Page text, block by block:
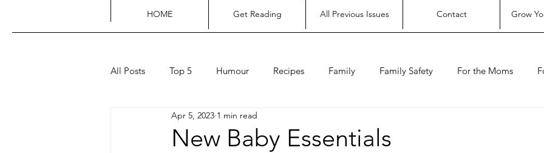
HOME Get Reading All Previous Issues Contact Grow
All Posts Top 5 Humour Recipes Family Family Safety For the Moms
For Parents Kids Quarantine
New Baby Essentials
Apr 5, 2023 1 min read